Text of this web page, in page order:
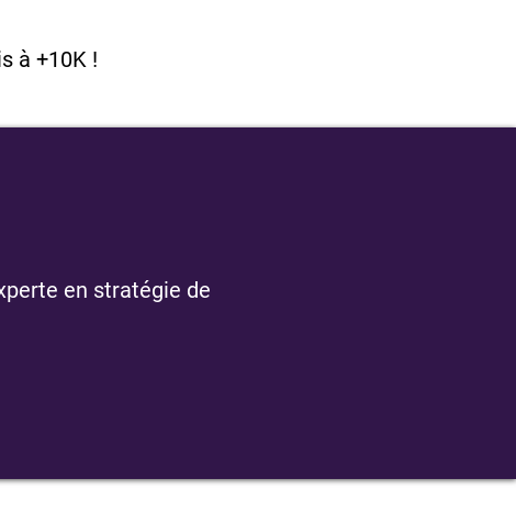
à +10K !
en stratégie de